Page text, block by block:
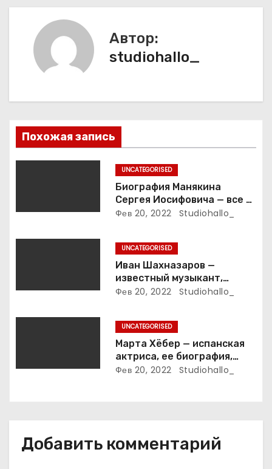
я
п
о
Автор:
studiohallo_
Похожая запись
UNCATEGORISED
Биография Манякина
Сергея Иосифовича — все о
ветеране футбола России!
Фев 20, 2022 Studiohallo_
UNCATEGORISED
Иван Шахназаров —
известный музыкант,
композитор и продюсер —
Фев 20, 2022 Studiohallo_
UNCATEGORISED
Марта Хёбер — испанская
актриса, ее биография,
фото и интересные факты,
Фев 20, 2022 Studiohallo_
Добавить комментарий